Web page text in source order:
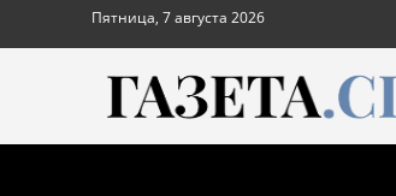
Пятница, 7 августа 2026